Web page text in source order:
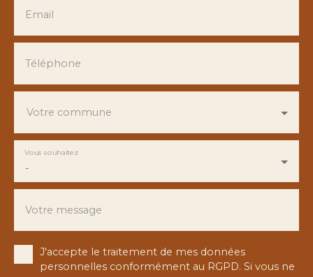
Email
Téléphone
Votre commune
-
Vous souhaitez
Votre message
J'accepte le traitement de mes données
personnelles conformément au RGPD. Si vous ne